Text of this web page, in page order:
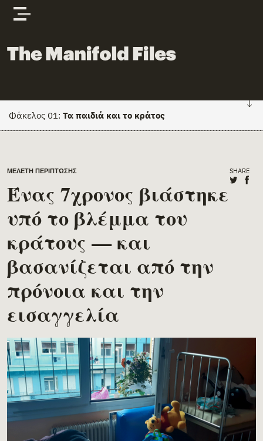
Skip to content
The Manifold Files
Φάκελος 01:Τα παιδιά και το κράτος
Κείμενα
Πρόσωπα & φορείς
Main Page Content SHARE
Share
ΜΕΛΈΤΗ ΠΕΡΊΠΤΩΣΗΣ
Ένας 7χρονος βιάστηκε
υπό το βλέμμα του
κράτους — και
βασανίζεται από την
πρόνοια και την
εισαγγελία